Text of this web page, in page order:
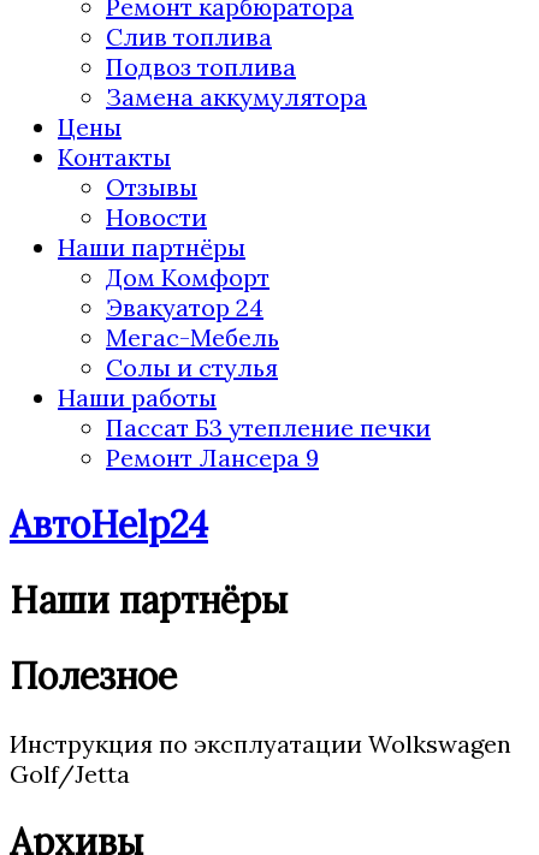
Ремонт карбюратора
Слив топлива
Подвоз топлива
Замена аккумулятора
Цены
Контакты
Отзывы
Новости
Наши партнёры
Дом Комфорт
Эвакуатор 24
Мегас-Мебель
Солы и стулья
Наши работы
Пассат Б3 утепление печки
Ремонт Лансера 9
АвтоHelp24
Наши партнёры
Полезное
Инструкция по эксплуатации Wolkswagen
Golf/Jetta
Архивы